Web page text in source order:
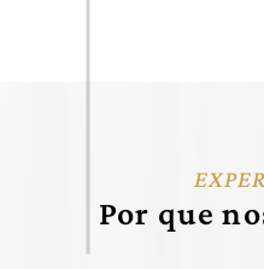
Por que